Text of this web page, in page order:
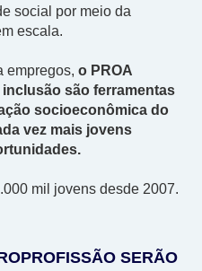
social por meio da
escala.
empregos, o PROA
são ferramentas
socioeconômica do
vez mais jovens
mil jovens desde 2007.​
SERÃO